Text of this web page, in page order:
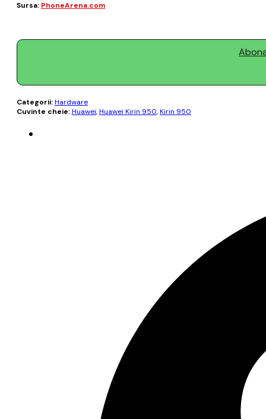
Sursa: PhoneArena.com
Categorii:Hardware
Cuvinte cheie:Huawei,Huawei Kirin 950,Kirin 950